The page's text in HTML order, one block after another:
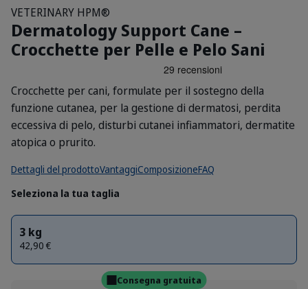
VETERINARY HPM®
Dermatology Support Cane –
Crocchette per Pelle e Pelo Sani
Crocchette per cani, formulate per il sostegno della
funzione cutanea, per la gestione di dermatosi, perdita
eccessiva di pelo, disturbi cutanei infiammatori, dermatite
atopica o prurito.
Dettagli del prodottoVantaggiComposizioneFAQ
Seleziona la tua taglia
3 kg
42,90 €
Consegna gratuita